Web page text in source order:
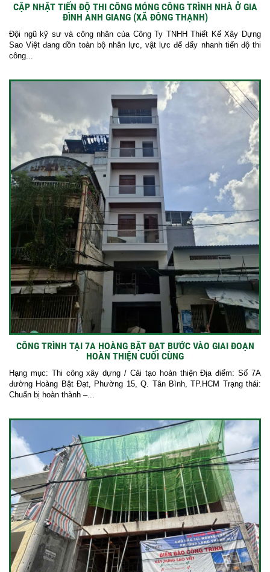
CẬP NHẬT TIẾN ĐỘ THI CÔNG MÓNG CÔNG TRÌNH NHÀ Ở GIA
ĐÌNH ANH GIANG (XÃ ĐÔNG THẠNH)
Đội ngũ kỹ sư và công nhân của Công Ty TNHH Thiết Kế Xây Dựng
Sao Việt đang dồn toàn bộ nhân lực, vật lực để đẩy nhanh tiến độ thi
công...
CÔNG TRÌNH TẠI 7A HOÀNG BẬT ĐẠT BƯỚC VÀO GIAI ĐOẠN
HOÀN THIỆN CUỐI CÙNG
Hạng mục: Thi công xây dựng / Cải tạo hoàn thiện Địa điểm: Số 7A
đường Hoàng Bật Đạt, Phường 15, Q. Tân Bình, TP.HCM Trạng thái:
Chuẩn bị hoàn thành –...